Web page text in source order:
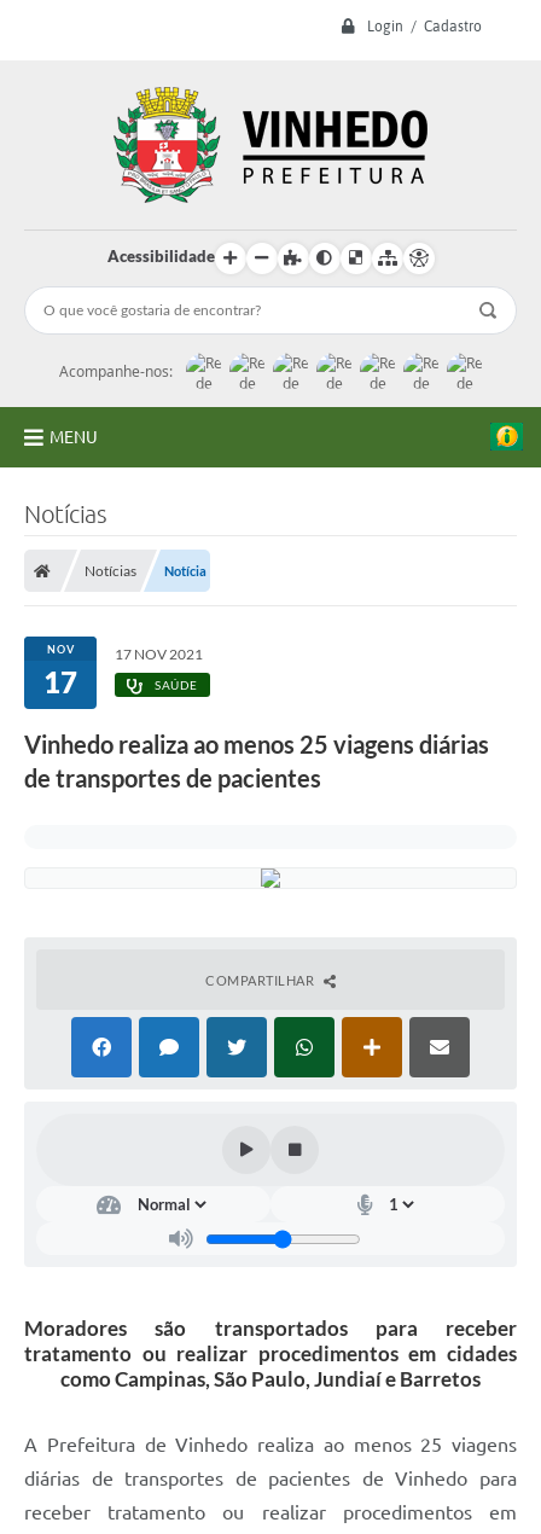
Login / Cadastro
Acessibilidade
Acompanhe-nos:
MENU
Licitações
Transparência
Concursos e Processos Seletivos
Inclusão e Acessibilidade
Normas e Legislação
Sistema de Protocolo
Listagem dos CEPs de Vinhedo
Associação dos Servidores Públicos Municipais de
Notícias
Notícias Notícia
NOV
17
17 NOV 2021
SAÚDE
Vinhedo realiza ao menos 25 viagens diárias
de transportes de pacientes
COMPARTILHAR
Moradores são transportados para receber
tratamento ou realizar procedimentos em cidades
como Campinas, São Paulo, Jundiaí e Barretos
A Prefeitura de Vinhedo realiza ao menos 25 viagens
diárias de transportes de pacientes de Vinhedo para
receber tratamento ou realizar procedimentos em